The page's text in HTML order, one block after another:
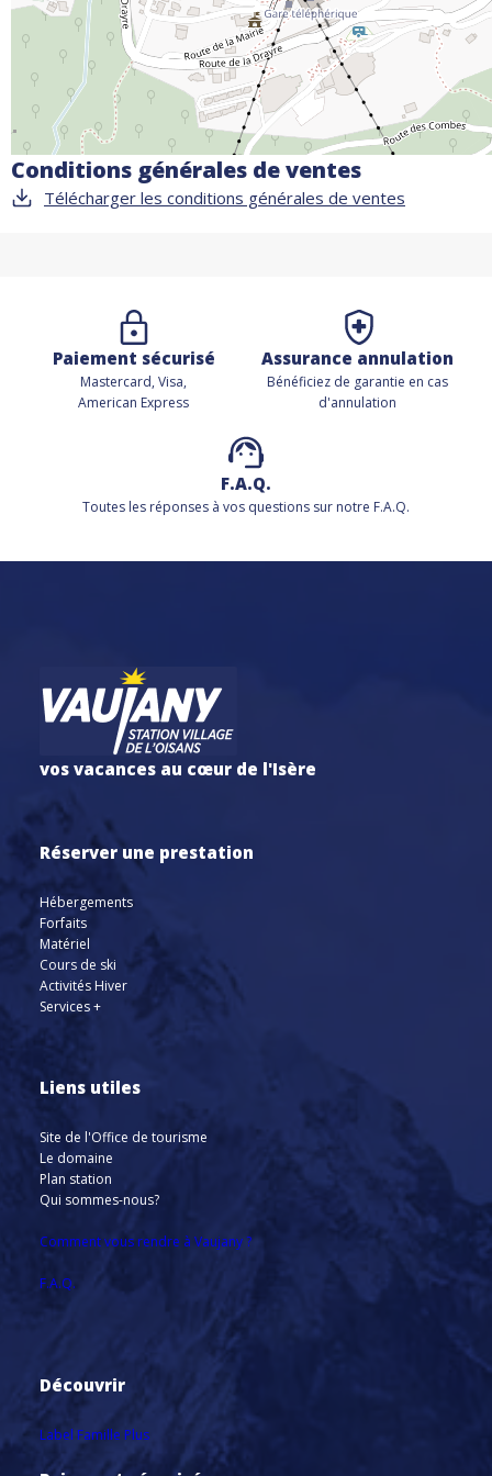
Conditions générales de ventes
Télécharger les conditions générales de ventes
Paiement sécurisé
Mastercard, Visa,
American Express
Assurance annulation
Bénéficiez de garantie en cas
d'annulation
F.A.Q.
Toutes les réponses à vos questions sur notre F.A.Q.
vos vacances au cœur de l'Isère
Réserver une prestation
Hébergements
Forfaits
Matériel
Cours de ski
Activités Hiver
Services +
Liens utiles
Site de l'Office de tourisme
Le domaine
Plan station
Qui sommes-nous?
Comment vous rendre à Vaujany ?
F.A.Q.
Découvrir
Label Famille Plus